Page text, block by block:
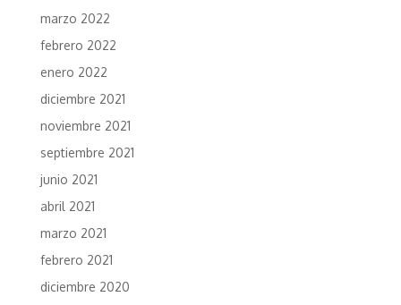
marzo 2022
febrero 2022
enero 2022
diciembre 2021
noviembre 2021
septiembre 2021
junio 2021
abril 2021
marzo 2021
febrero 2021
diciembre 2020